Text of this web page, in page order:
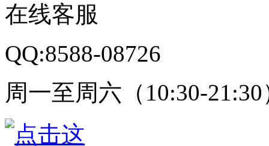
在线客服
QQ:8588-08726
周一至周六（10:30-21:30